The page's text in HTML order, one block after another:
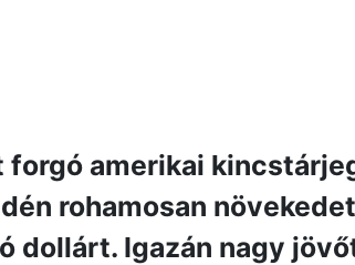
amerikai
rohamosan
dollárt. Igazán nagy